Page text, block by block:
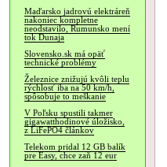
Maďarsko jadrovú elektráreň
nakoniec kompletne
neodstavilo, Rumunsko mení
tok Dunaja
Slovensko.sk má opäť
technické problémy
Železnice znižujú kvôli teplu
rýchlosť iba na 50 km/h,
spôsobuje to meškanie
V Poľsku spustili takmer
gigawatthodinové úložisko,
z LiFePO4 článkov
Telekom pridal 12 GB balík
pre Easy, chce zaň 12 eur